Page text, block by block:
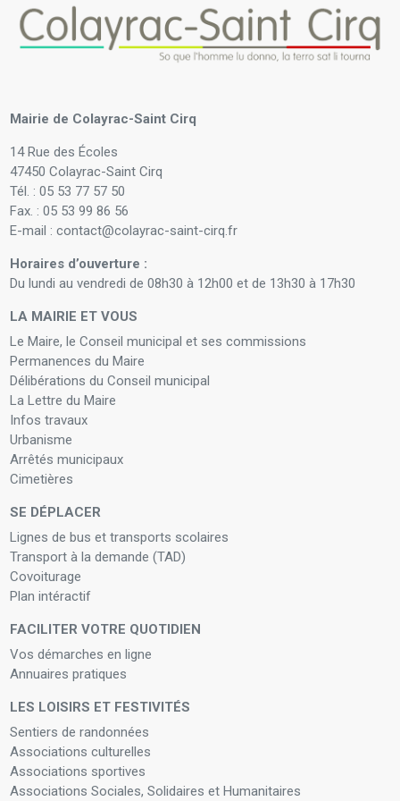
Mairie de Colayrac-Saint Cirq
14 Rue des Écoles
47450 Colayrac-Saint Cirq
Tél. : 05 53 77 57 50
Fax. : 05 53 99 86 56
E-mail : contact@colayrac-saint-cirq.fr
Horaires d’ouverture :
Du lundi au vendredi de 08h30 à 12h00 et de 13h30 à 17h30
LA MAIRIE ET VOUS
Le Maire, le Conseil municipal et ses commissions
Permanences du Maire
Délibérations du Conseil municipal
La Lettre du Maire
Infos travaux
Urbanisme
Arrêtés municipaux
Cimetières
SE DÉPLACER
Lignes de bus et transports scolaires
Transport à la demande (TAD)
Covoiturage
Plan intéractif
FACILITER VOTRE QUOTIDIEN
Vos démarches en ligne
Annuaires pratiques
LES LOISIRS ET FESTIVITÉS
Sentiers de randonnées
Associations culturelles
Associations sportives
Associations Sociales, Solidaires et Humanitaires